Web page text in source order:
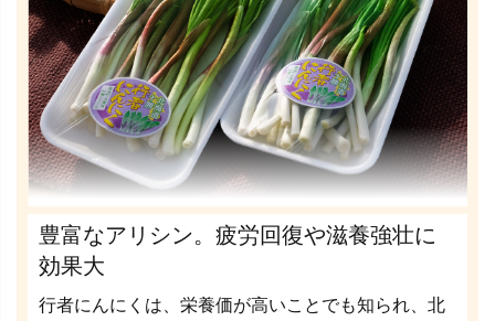
豊富なアリシン。疲労回復や滋養強壮に
効果大
行者にんにくは、栄養価が高いことでも知られ、北